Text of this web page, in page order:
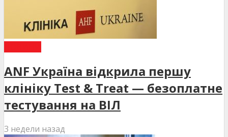
ANF Україна відкрила першу
клініку Test & Treat — безоплатне
тестування на ВІЛ
3 недели назад